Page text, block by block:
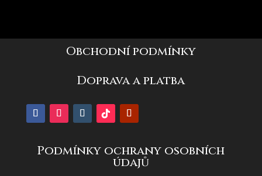
Obchodní podmínky
Doprava a platba
Podmínky ochrany osobních
údajů